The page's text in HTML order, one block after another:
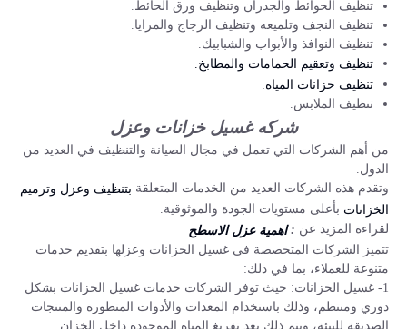
تنظيف الحوائط والجدران وتنظيف ورق الحائط.
تنظيف النجف وتلميعه وتنظيف الزجاج والمرايا.
تنظيف النوافذ والأبواب والشبابيك.
تنظيف وتعقيم الحمامات والمطابخ.
تنظيف خزانات المياه.
تنظيف الملابس.
شركه غسيل خزانات وعزل
من أهم الشركات التي تعمل في مجال الصيانة والتنظيف في العديد من
الدول.
وتقدم هذه الشركات العديد من الخدمات المتعلقة بتنظيف وعزل وترميم
الخزانات بأعلى مستويات الجودة والموثوقية.
لقراءة المزيد عن :اهمية عزل الاسطح
تتميز الشركات المتخصصة في غسيل الخزانات وعزلها بتقديم خدمات
متنوعة للعملاء، بما في ذلك:
1- غسيل الخزانات: حيث توفر الشركات خدمات غسيل الخزانات بشكل
دوري ومنتظم، وذلك باستخدام المعدات والأدوات المتطورة والمنتجات
الصديقة للبيئة، ويتم ذلك بعد تفريغ المياه الموجودة داخل الخزان.